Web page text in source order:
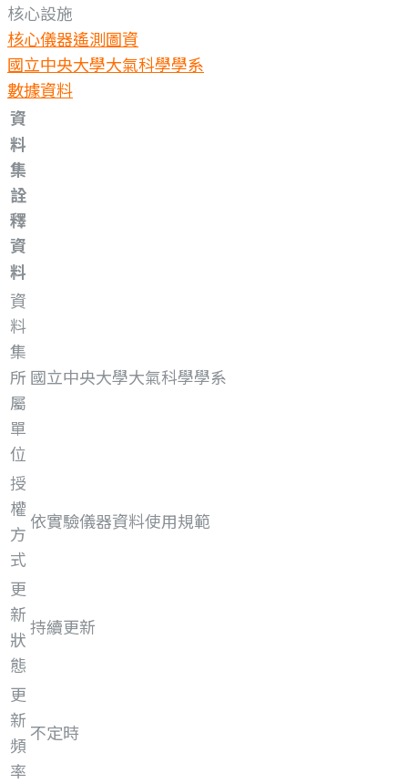
核心設施
核心儀器遙測圖資
國立中央大學大氣科學學系
數據資料
資
料
集
詮
釋
資
料
資
料
集
所
屬
單
位
國立中央大學大氣科學學系
授
權
方
式
依實驗儀器資料使用規範
更
新
狀
態
持續更新
更
新
頻
率
不定時